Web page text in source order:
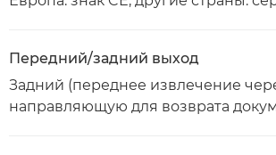
Передний/задний выход
Задний (переднее извлечение
направляющую для возврата